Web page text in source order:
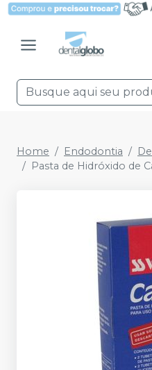
Home Endodontia
Pasta de Hidróxido de